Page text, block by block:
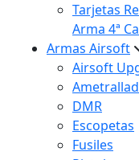
Tarjetas
Arma 4ª
Armas Airsoft
Airsoft
DMR
Escopetas
Fusiles